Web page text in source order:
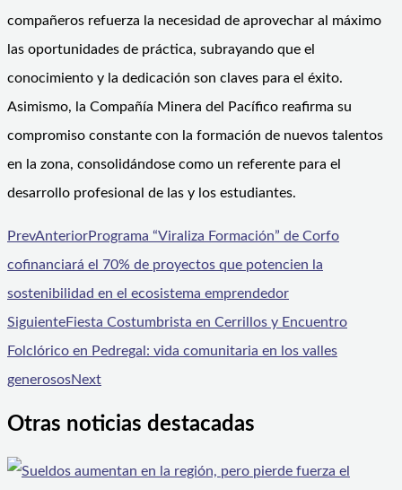
compañeros refuerza la necesidad de aprovechar al máximo
las oportunidades de práctica, subrayando que el
conocimiento y la dedicación son claves para el éxito.
Asimismo, la Compañía Minera del Pacífico reafirma su
compromiso constante con la formación de nuevos talentos
en la zona, consolidándose como un referente para el
desarrollo profesional de las y los estudiantes.
PrevAnteriorPrograma “Viraliza Formación” de Corfo
cofinanciará el 70% de proyectos que potencien la
sostenibilidad en el ecosistema emprendedor
SiguienteFiesta Costumbrista en Cerrillos y Encuentro
Folclórico en Pedregal: vida comunitaria en los valles
generososNext
Otras noticias destacadas